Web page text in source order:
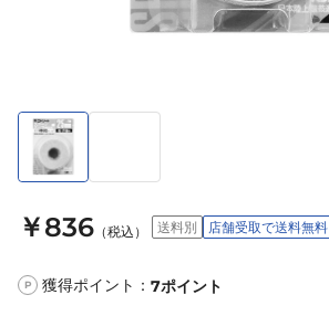
￥836 （税込） 送料別 店舗受取で送料無料
P 獲得ポイント： 7ポイント